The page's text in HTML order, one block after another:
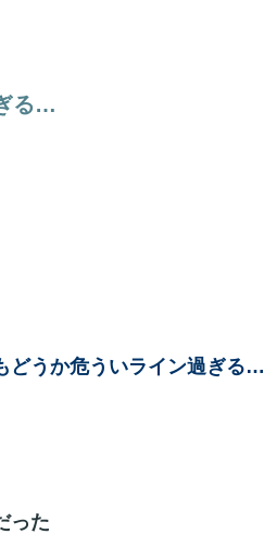
る…
どうか危ういライン過ぎる…
った